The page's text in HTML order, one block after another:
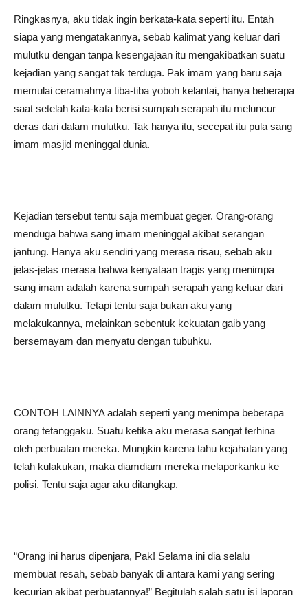
Ringkasnya, aku tidak ingin berkata-kata seperti itu. Entah
siapa yang mengatakannya, sebab kalimat yang keluar dari
mulutku dengan tanpa kesengajaan itu mengakibatkan suatu
kejadian yang sangat tak terduga. Pak imam yang baru saja
memulai ceramahnya tiba-tiba yoboh kelantai, hanya beberapa
saat setelah kata-kata berisi sumpah serapah itu meluncur
deras dari dalam mulutku. Tak hanya itu, secepat itu pula sang
imam masjid meninggal dunia.
Kejadian tersebut tentu saja membuat geger. Orang-orang
menduga bahwa sang imam meninggal akibat serangan
jantung. Hanya aku sendiri yang merasa risau, sebab aku
jelas-jelas merasa bahwa kenyataan tragis yang menimpa
sang imam adalah karena sumpah serapah yang keluar dari
dalam mulutku. Tetapi tentu saja bukan aku yang
melakukannya, melainkan sebentuk kekuatan gaib yang
bersemayam dan menyatu dengan tubuhku.
CONTOH LAINNYA adalah seperti yang menimpa beberapa
orang tetanggaku. Suatu ketika aku merasa sangat terhina
oleh perbuatan mereka. Mungkin karena tahu kejahatan yang
telah kulakukan, maka diamdiam mereka melaporkanku ke
polisi. Tentu saja agar aku ditangkap.
“Orang ini harus dipenjara, Pak! Selama ini dia selalu
membuat resah, sebab banyak di antara kami yang sering
kecurian akibat perbuatannya!” Begitulah salah satu isi laporan